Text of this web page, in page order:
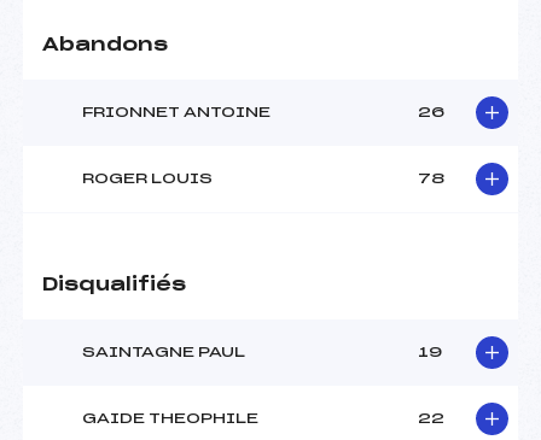
Abandons
FRIONNET ANTOINE 26
ROGER LOUIS 78
Disqualifiés
SAINTAGNE PAUL 19
GAIDE THEOPHILE 22